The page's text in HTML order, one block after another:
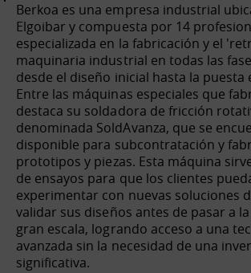
Berkoa es una empresa industrial
Elgoibar y compuesta por 14
especializada en la fabricación y el
maquinaria industrial en todas las
desde el diseño inicial hasta la puesta
Entre las máquinas especiales que
destaca su soldadora de fricción
denominada SoldAvanza, que se
disponible para subcontratación y
prototipos y piezas. Esta máquina
de ensayos para que los clientes
experimentar con nuevas soluciones
validar sus diseños antes de pasar a
gran escala, logrando acceso a una
avanzada sin la necesidad de una
significativa.